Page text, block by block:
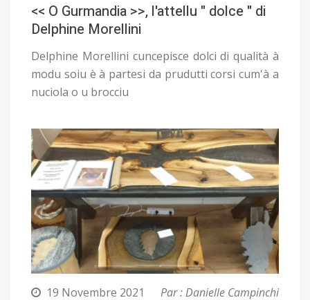
<< O Gurmandia >>, l'attellu " dolce " di
Delphine Morellini
Delphine Morellini cuncepisce dolci di qualità à
modu soiu è à partesi da prudutti corsi cum'à a
nuciola o u brocciu
19 Novembre 2021 Par : Danielle Campinchi